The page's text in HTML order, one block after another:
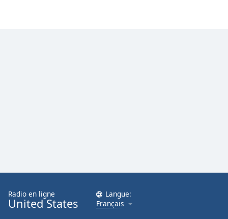
Radio en ligne
United States
Langue:
Français